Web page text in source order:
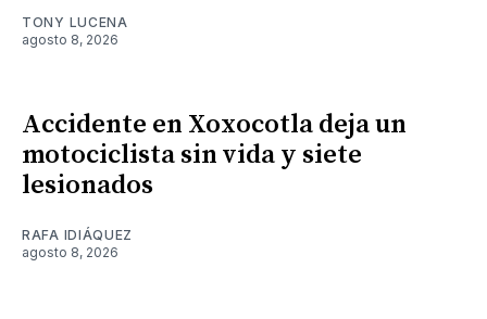
TONY LUCENA
agosto 8, 2026
Accidente en Xoxocotla deja un
motociclista sin vida y siete
lesionados
RAFA IDIÁQUEZ
agosto 8, 2026